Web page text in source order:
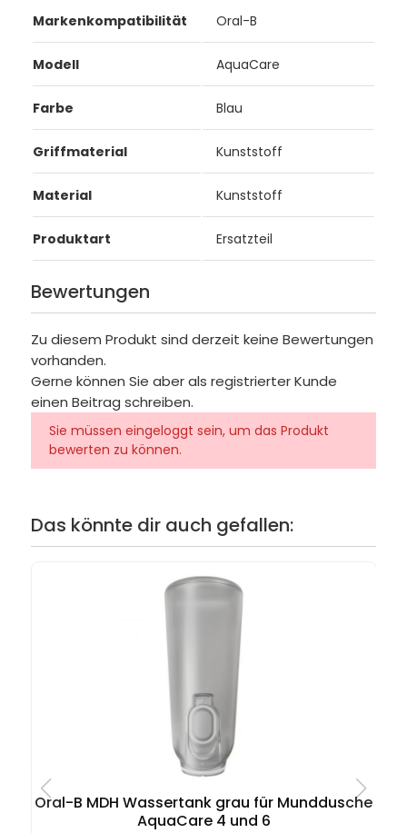
Markenkompatibilität Oral-B
Modell AquaCare
Farbe Blau
Griffmaterial Kunststoff
Material Kunststoff
Produktart Ersatzteil
Bewertungen
Zu diesem Produkt sind derzeit keine Bewertungen
vorhanden.
Gerne können Sie aber als registrierter Kunde
einen Beitrag schreiben.
Sie müssen eingeloggt sein, um das Produkt
bewerten zu können.
Das könnte dir auch gefallen:
Oral-B MDH Wassertank grau für Munddusche
AquaCare 4 und 6